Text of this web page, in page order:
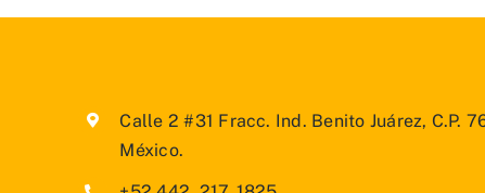
Calle 2 #31 Fracc. Ind. Benito Juárez, C.P.
México.